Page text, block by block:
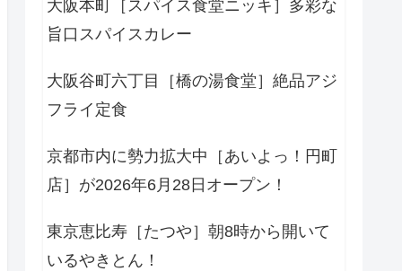
大阪本町［スパイス食堂ニッキ］多彩な
旨口スパイスカレー
大阪谷町六丁目［橋の湯食堂］絶品アジ
フライ定食
京都市内に勢力拡大中［あいよっ！円町
店］が2026年6月28日オープン！
東京恵比寿［たつや］朝8時から開いて
いるやきとん！